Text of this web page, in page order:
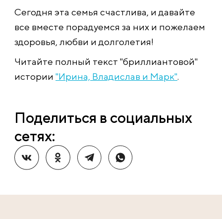
Сегодня эта семья счастлива, и давайте
все вместе порадуемся за них и пожелаем
здоровья, любви и долголетия!
Читайте полный текст "бриллиантовой"
истории "Ирина, Владислав и Марк".
Поделиться в социальных
сетях: